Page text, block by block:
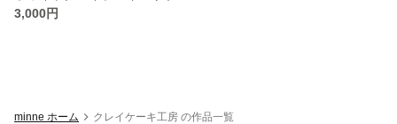
3,000円
minne ホーム クレイケーキ工房 の作品一覧